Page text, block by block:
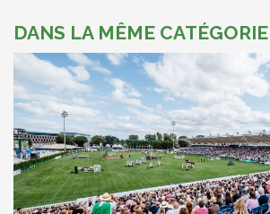
DANS LA MÊME CATÉGORIE